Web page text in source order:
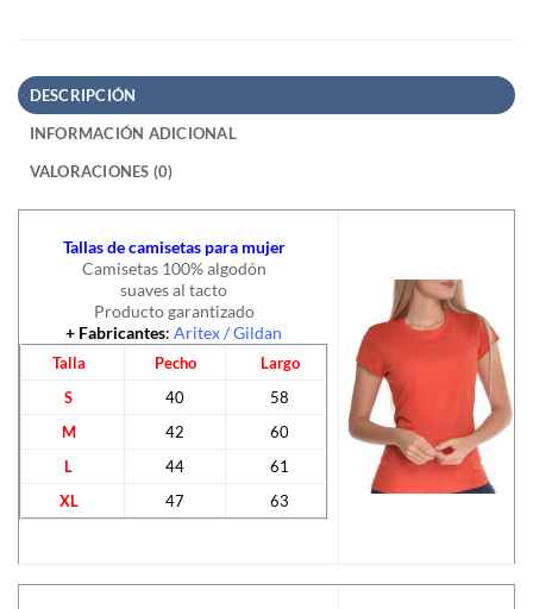
DESCRIPCIÓN
INFORMACIÓN ADICIONAL
VALORACIONES (0)
Tallas de camisetas para mujer
Camisetas 100% algodón
suaves al tacto
Producto garantizado
+ Fabricantes:Aritex/Gildan
Talla Pecho
Largo
S
40
58
M
42
60
L
44
61
XL
47 63